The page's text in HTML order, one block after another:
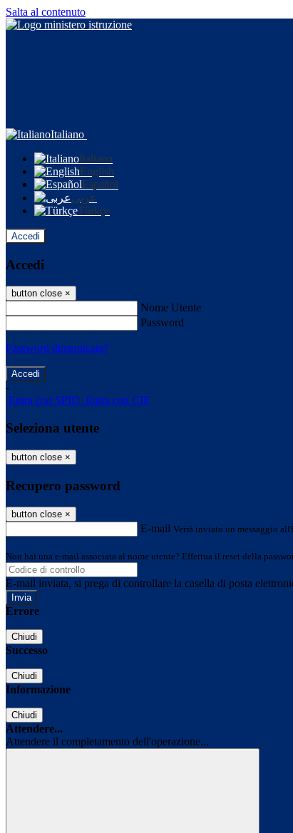
Salta al contenuto
Italiano
Italiano
English
Español
عربى
Türkçe
Accedi
Accedi
button close ×
Nome Utente
Password
Password dimenticata?
-
Entra con SPID Entra con CIE
Seleziona utente
button close ×
Recupero password
button close ×
E-mail Verrà inviato un messaggio
Non hai una e-mail associata al nome utente? Effettua il reset della
E-mail inviata, si prega di controllare la casella di posta
Errore
Chiudi
Successo
Chiudi
Informazione
Chiudi
Attendere...
Attendere il completamento dell'operazione...